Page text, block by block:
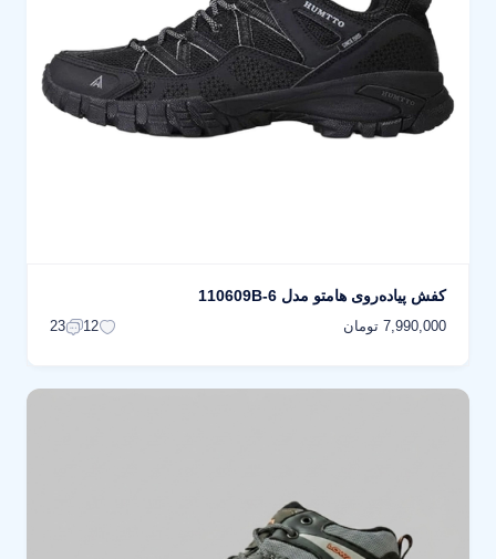
کفش پیاده‌روی هامتو مدل 110609B-6
7,990,000 تومان 12
23